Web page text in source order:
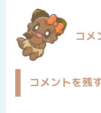
コメ
コメントを残